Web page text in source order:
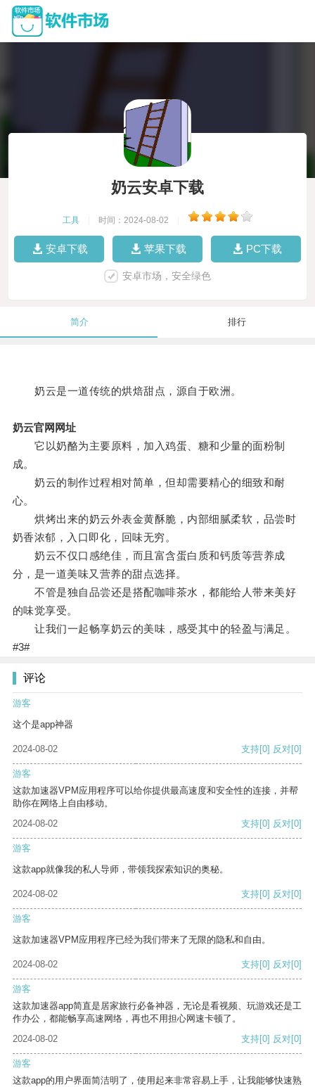
奶云安卓下载
工具 时间：2024-08-02
安卓下载 苹果下载 PC下载
安卓市场，安全绿色
简介 排行
奶云是一道传统的烘焙甜点，源自于欧洲。
奶云官网网址
它以奶酪为主要原料，加入鸡蛋、糖和少量的面粉制
成。
奶云的制作过程相对简单，但却需要精心的细致和耐
心。
烘烤出来的奶云外表金黄酥脆，内部细腻柔软，品尝时
奶香浓郁，入口即化，回味无穷。
奶云不仅口感绝佳，而且富含蛋白质和钙质等营养成
分，是一道美味又营养的甜点选择。
不管是独自品尝还是搭配咖啡茶水，都能给人带来美好
的味觉享受。
让我们一起畅享奶云的美味，感受其中的轻盈与满足。
#3#
评论
游客
这个是app神器
2024-08-02 支持[0] 反对[0]
游客
这款加速器VPM应用程序可以给你提供最高速度和安全性的连接，并帮
助你在网络上自由移动。
2024-08-02
支持[0] 反对[0]
游客
这款app就像我的私人导师，带领我探索知识的奥秘。
2024-08-02 支持[0] 反对[0]
游客
这款加速器VPM应用程序已经为我们带来了无限的隐私和自由。
2024-08-02 支持[0] 反对[0]
游客
这款加速器app简直是居家旅行必备神器，无论是看视频、玩游戏还是工
作办公，都能畅享高速网络，再也不用担心网速卡顿了。
2024-08-02
支持[0] 反对[0]
游客
这款app的用户界面简洁明了，使用起来非常容易上手，让我能够快速熟